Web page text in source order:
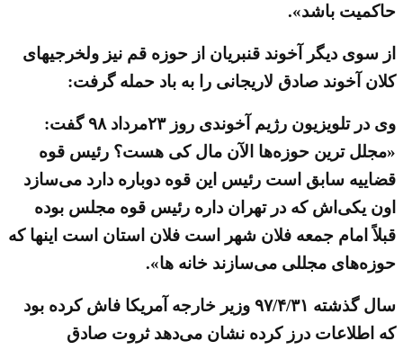
حاکمیت باشد».
از سوی دیگر آخوند قنبریان از حوزه قم نیز ولخرجیهای
کلان آخوند صادق لاریجانی را به باد حمله گرفت:
وی در تلویزیون رژیم آخوندی روز ۲۳مرداد ۹۸ گفت:
«مجلل ترین حوزه‌ها الآن مال کی هست؟‌ رئیس قوه
قضاییه سابق است رئیس این قوه دوباره دارد می‌سازد
اون یکی‌اش که در تهران داره رئیس قوه مجلس بوده
قبلاً امام جمعه فلان شهر است فلان استان است اینها که
حوزه‌های مجللی می‌سازند خانه ها».
سال گذشته ۹۷/۴/۳۱ وزیر خارجه آمریکا فاش کرده بود
که اطلاعات درز کرده نشان می‌دهد ثروت صادق